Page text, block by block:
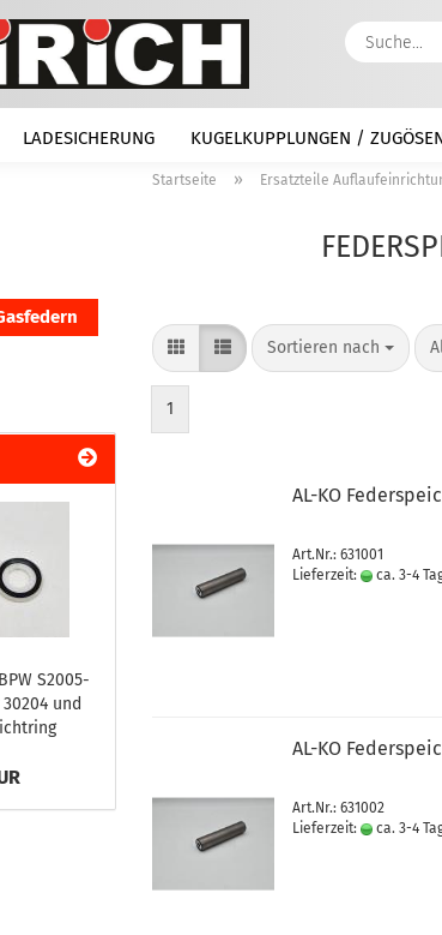
LADESICHERUNG KUGELKUPPLUNGEN /
Startseite » Ersatzteile
Sortieren nach
Sortieren nach
1
AL-KO
Art.Nr.: 631001
Lieferzeit:
ca. 3-4
AL-KO
Art.Nr.: 631002
Lieferzeit:
ca. 3-4
S2005-
30204 und